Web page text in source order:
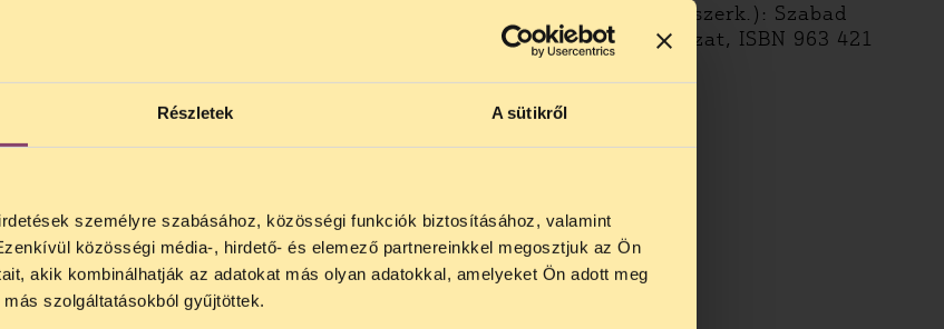
Részletek A sütikről
személyre szabásához, közösségi funkciók biztosításához, valamint
közösségi média-, hirdető- és elemező partnereinkkel megosztjuk az Ön
akik kombinálhatják az adatokat más olyan adatokkal, amelyeket Ön adott meg
szolgáltatásokból gyűjtöttek.
védelme a munkahelyen. In: Székely Iván – Szabó Máté Dániel (szerk.): Szabad
Tanszék, Budapest 2005. március, Alma Mater sorozat, ISBN 963 421
megrendelolap.doc
JOGSEGÉLY SZÜNET!
hogy
telefonos jogsegélyünk július 27 és
szünetel
. Az első telefonos jogsegély
augusztus 25-én
között lesz
jogsegely@tasz.hu